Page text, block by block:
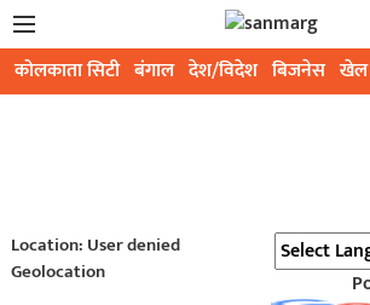
कोलकाता सिटी बंगाल देश/विदेश बिजनेस खेल
Location: User denied
Geolocation